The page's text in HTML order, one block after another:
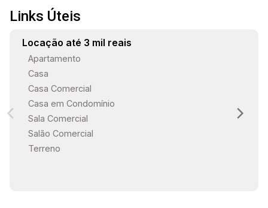
Links Úteis
Locação até 3 mil reais
Apartamento
Casa
Casa Comercial
Casa em Condomínio
Sala Comercial
Salão Comercial
Terreno